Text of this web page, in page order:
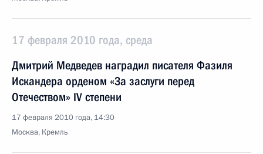
17 февраля 2010 года, среда
Дмитрий Медведев наградил писателя Фазиля
Искандера орденом «За заслуги перед
Отечеством» IV степени
17 февраля 2010 года, 14:30
Москва, Кремль